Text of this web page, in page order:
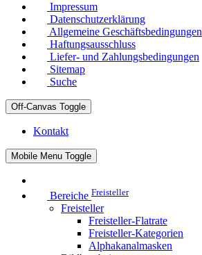
Impressum
Datenschutzerklärung
Allgemeine Geschäftsbedingungen
Haftungsausschluss
Liefer- und Zahlungsbedingungen
Sitemap
Suche
Off-Canvas Toggle
Kontakt
Mobile Menu Toggle
Bereiche Freisteller
Freisteller
Freisteller-Flatrate
Freisteller-Kategorien
Alphakanalmasken